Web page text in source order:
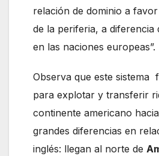
relación de dominio a
de la periferia, a
en las naciones europeas”.
Observa que este sistema
para explotar y transferir
continente americano hacia
grandes diferencias en
inglés: llegan al norte de